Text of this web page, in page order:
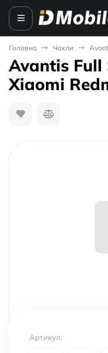
Головна Чохли
Avantis Full
Xiaomi
Артикул: